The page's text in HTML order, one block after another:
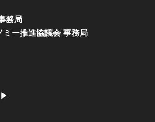
務局
ミー推進協議会 事務局